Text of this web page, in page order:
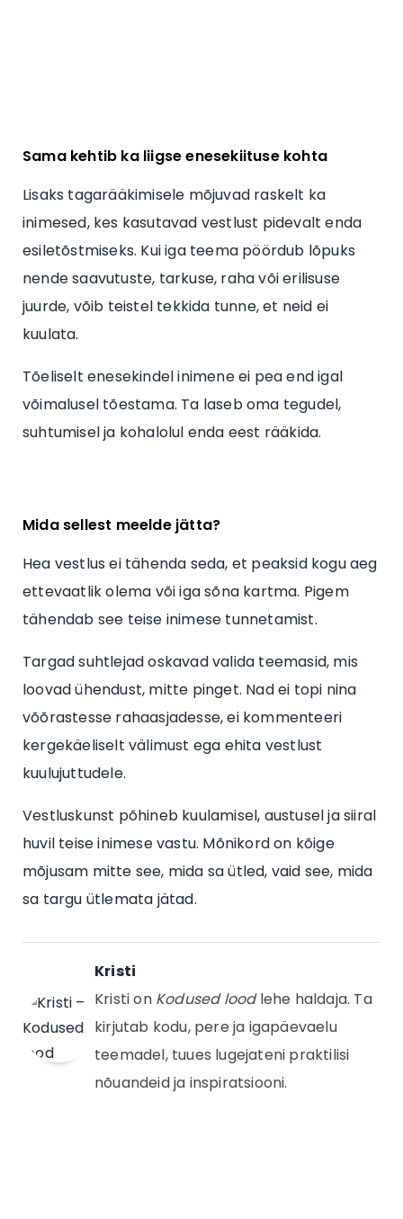
Sama kehtib ka liigse enesekiituse kohta
Lisaks tagarääkimisele mõjuvad raskelt ka
inimesed, kes kasutavad vestlust pidevalt enda
esiletõstmiseks. Kui iga teema pöördub lõpuks
nende saavutuste, tarkuse, raha või erilisuse
juurde, võib teistel tekkida tunne, et neid ei
kuulata.
Tõeliselt enesekindel inimene ei pea end igal
võimalusel tõestama. Ta laseb oma tegudel,
suhtumisel ja kohalolul enda eest rääkida.
Mida sellest meelde jätta?
Hea vestlus ei tähenda seda, et peaksid kogu aeg
ettevaatlik olema või iga sõna kartma. Pigem
tähendab see teise inimese tunnetamist.
Targad suhtlejad oskavad valida teemasid, mis
loovad ühendust, mitte pinget. Nad ei topi nina
võõrastesse rahaasjadesse, ei kommenteeri
kergekäeliselt välimust ega ehita vestlust
kuulujuttudele.
Vestluskunst põhineb kuulamisel, austusel ja siiral
huvil teise inimese vastu. Mõnikord on kõige
mõjusam mitte see, mida sa ütled, vaid see, mida
sa targu ütlemata jätad.
Kristi
Kristi on Kodused loodlehe haldaja. Ta
kirjutab kodu, pere ja igapäevaelu
teemadel, tuues lugejateni praktilisi
nõuandeid ja inspiratsiooni.